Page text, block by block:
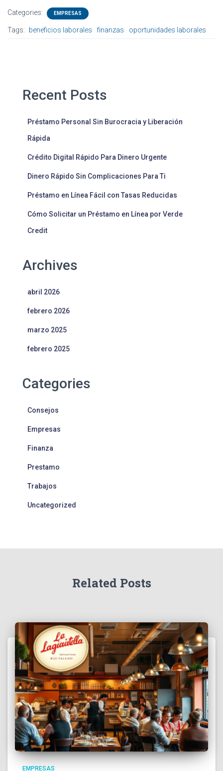
Categories: EMPRESAS
Tags: beneficios laborales finanzas oportunidades laborales
Recent Posts
Préstamo Personal Sin Burocracia y Liberación
Rápida
Crédito Digital Rápido Para Dinero Urgente
Dinero Rápido Sin Complicaciones Para Ti
Préstamo en Línea Fácil con Tasas Reducidas
Cómo Solicitar un Préstamo en Línea por Verde
Credit
Archives
abril 2026
febrero 2026
marzo 2025
febrero 2025
Categories
Consejos
Empresas
Finanza
Prestamo
Trabajos
Uncategorized
Related Posts
EMPRESAS